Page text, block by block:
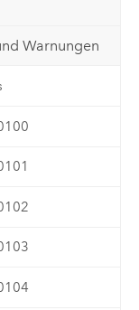
Warnungen